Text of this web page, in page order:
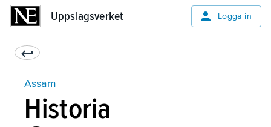
Uppslagsverket Logga in
Assam
Historia